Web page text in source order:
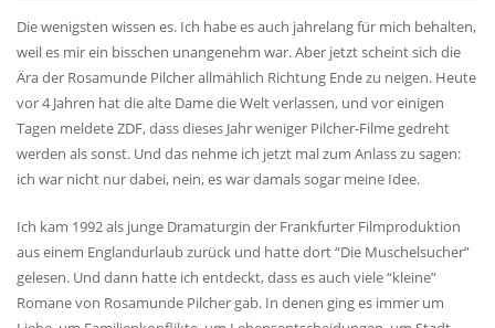
Die wenigsten wissen es. Ich habe es auch jahrelang für mich behalten,
weil es mir ein bisschen unangenehm war. Aber jetzt scheint sich die
Ära der Rosamunde Pilcher allmählich Richtung Ende zu neigen. Heute
vor 4 Jahren hat die alte Dame die Welt verlassen, und vor einigen
Tagen meldete ZDF, dass dieses Jahr weniger Pilcher-Filme gedreht
werden als sonst. Und das nehme ich jetzt mal zum Anlass zu sagen:
ich war nicht nur dabei, nein, es war damals sogar meine Idee.
Ich kam 1992 als junge Dramaturgin der Frankfurter Filmproduktion
aus einem Englandurlaub zurück und hatte dort “Die Muschelsucher”
gelesen. Und dann hatte ich entdeckt, dass es auch viele “kleine”
Romane von Rosamunde Pilcher gab. In denen ging es immer um